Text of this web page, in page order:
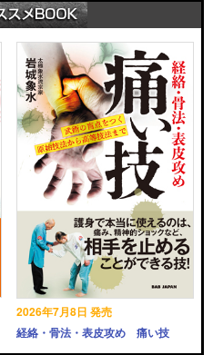
2026年7月8日 発売
経絡・骨法・表皮攻め 痛い技